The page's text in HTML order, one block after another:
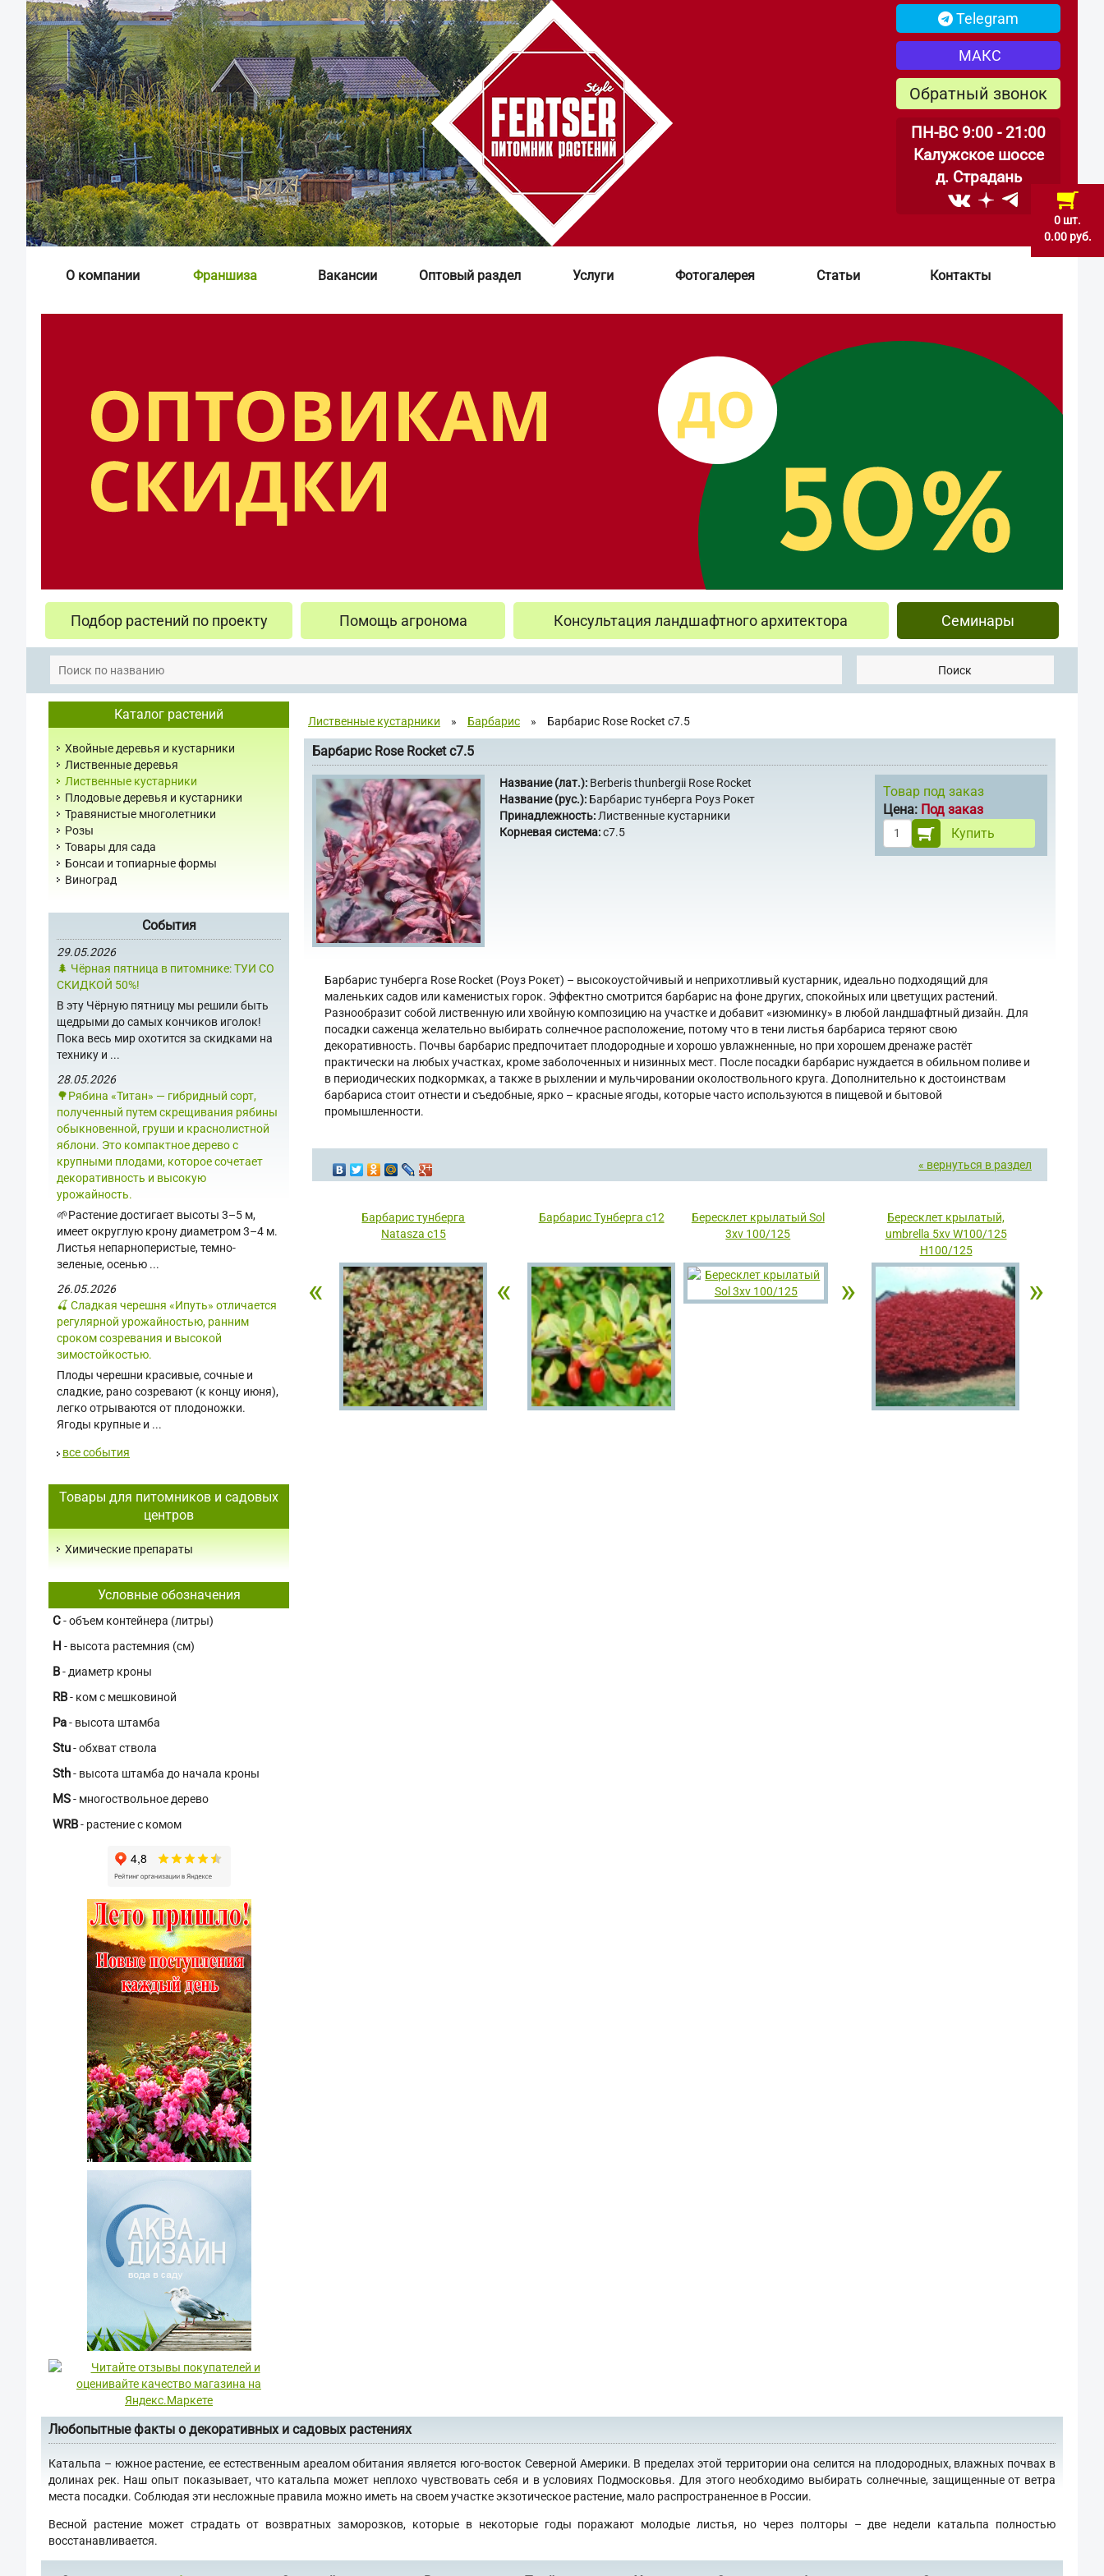
0 шт.
0.00 руб.
Telegram
МАКС
Обратный звонок
ПН-ВС 9:00 - 21:00
Калужское шоссе
д. Страдань
О компании Франшиза Вакансии Оптовый раздел Услуги Фотогалерея Статьи Контакты
Подбор растений по проекту Помощь агронома Консультация ландшафтного архитектора Семинары
Поиск
Каталог растений
Хвойные деревья и кустарники
Лиственные деревья
Лиственные кустарники
Плодовые деревья и кустарники
Травянистые многолетники
Розы
Товары для сада
Бонсаи и топиарные формы
Виноград
События
29.05.2026
🌲 Чёрная пятница в питомнике: ТУИ СО
СКИДКОЙ 50%!
В эту Чёрную пятницу мы решили быть
щедрыми до самых кончиков иголок!
Пока весь мир охотится за скидками на
технику и ...
28.05.2026
🌳Рябина «Титан» — гибридный сорт,
полученный путем скрещивания рябины
обыкновенной, груши и краснолистной
яблони. Это компактное дерево с
крупными плодами, которое сочетает
декоративность и высокую
урожайность.
🌱Растение достигает высоты 3–5 м,
имеет округлую крону диаметром 3–4 м.
Листья непарноперистые, темно-
зеленые, осенью ...
26.05.2026
🍒 Сладкая черешня «Ипуть» отличается
регулярной урожайностью, ранним
сроком созревания и высокой
зимостойкостью.
Плоды черешни красивые, сочные и
сладкие, рано созревают (к концу июня),
легко отрываются от плодоножки.
Ягоды крупные и ...
все события
Товары для питомников и садовых
центров
Химические препараты
Условные обозначения
C- объем контейнера (литры)
H - высота растемния (см)
В- диаметр кроны
RB- ком с мешковиной
Pa- высота штамба
Stu- обхват ствола
Sth- высота штамба до начала кроны
MS- многоствольное дерево
WRB- растение с комом
Лиственные кустарники » Барбарис » Барбарис Rose Rocket с7.5
Барбарис Rose Rocket с7.5
Название (лат.): Berberis thunbergii Rose Rocket
Название (рус.): Барбарис тунберга Роуз Рокет
Принадлежность: Лиственные кустарники
Корневая система:с7.5
Товар под заказ
Цена: Под заказ
Купить
Барбарис тунберга Rose Rocket (Роуз Рокет) – высокоустойчивый и неприхотливый кустарник, идеально подходящий для
маленьких садов или каменистых горок. Эффектно смотрится барбарис на фоне других, спокойных или цветущих растений.
Разнообразит собой лиственную или хвойную композицию на участке и добавит «изюминку» в любой ландшафтный дизайн. Для
посадки саженца желательно выбирать солнечное расположение, потому что в тени листья барбариса теряют свою
декоративность. Почвы барбарис предпочитает плодородные и хорошо увлажненные, но при хорошем дренаже растёт
практически на любых участках, кроме заболоченных и низинных мест. После посадки барбарис нуждается в обильном поливе и
в периодических подкормках, а также в рыхлении и мульчировании околоствольного круга. Дополнительно к достоинствам
барбариса стоит отнести и съедобные, ярко – красные ягоды, которые часто используются в пищевой и бытовой
промышленности.
« вернуться в раздел
«
Барбарис тунберга
Natasza с15
«
Барбарис Тунберга с12
Бересклет крылатый Sol
3xv 100/125
»
Бересклет крылатый,
umbrella 5xv W100/125
H100/125
»
Любопытные факты о декоративных и садовых растениях
Катальпа – южное растение, ее естественным ареалом обитания является юго-восток Северной Америки. В пределах этой территории она селится на плодородных, влажных почвах в
долинах рек. Наш опыт показывает, что катальпа может неплохо чувствовать себя и в условиях Подмосковья. Для этого необходимо выбирать солнечные, защищенные от ветра
места посадки. Соблюдая эти несложные правила можно иметь на своем участке экзотическое растение, мало распространенное в России.
Весной растение может страдать от возвратных заморозков, которые в некоторые годы поражают молодые листья, но через полторы – две недели катальпа полностью
восстанавливается.